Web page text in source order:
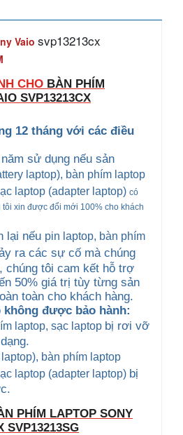
Vaio svp13213cx
CHO BÀN PHÍM
SVP13213CX
12 tháng với các điều
sử dụng nếu sản
laptop), bàn phím laptop
laptop (adapter laptop) có
tôi xin được đổi mới 100% cho khách
lại nếu pin laptop, bàn phím
ra các sự cố mà chúng
chúng tôi cam kết hỗ trợ
50% giá trị tùy từng sản
toàn cho khách hàng.
được bảo hành:
laptop, sạc laptop bị rơi vỡ
bàn phím laptop
laptop (adapter laptop) bị
PHÍM LAPTOP SONY
SVP13213SG